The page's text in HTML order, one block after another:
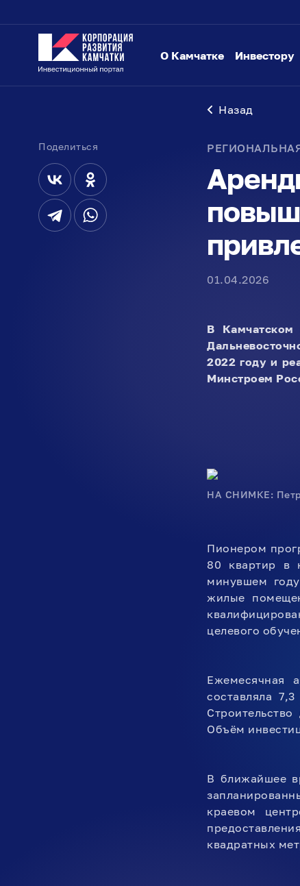
О Камчатке Инвестору
Поделиться
Назад
01.04.2026
В Камчатском
2022 году и
Минстроем
НА СНИМКЕ:
Пионером
80 квартир в
минувшем
жилые
целевого
Ежемесячная
составляла
Объём
В ближайшее
краевом
квадратных